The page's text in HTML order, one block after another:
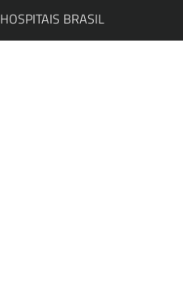
HOSPITAIS BRASIL